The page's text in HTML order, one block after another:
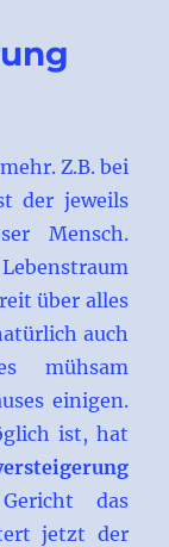
Z.B. bei
der jeweils
Mensch.
über alles
auch
mühsam
einigen.
ist, hat
das
jetzt der